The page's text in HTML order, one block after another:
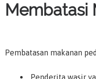
Membatasi
Pembatasan makanan
Penderita wasir